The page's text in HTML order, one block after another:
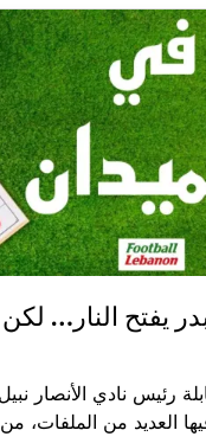
يفتح النار… لكن
رئيس نادي الأنصار
العديد من الملفات، من